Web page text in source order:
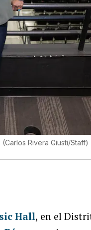
(Carlos Rivera Giusti/Staff)
Hall, en el